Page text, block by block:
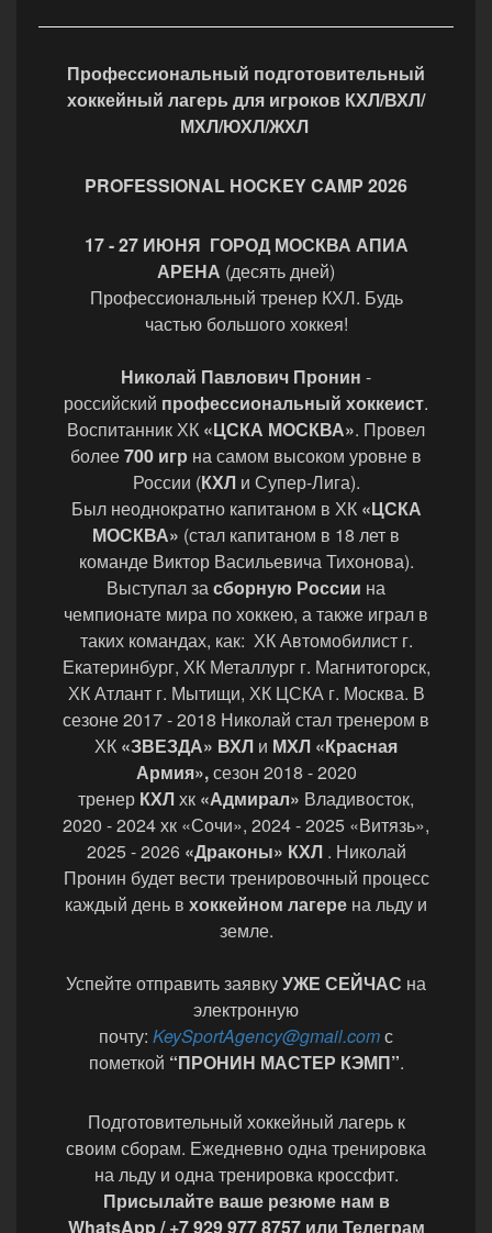
Профессиональный подготовительный
хоккейный лагерь для игроков КХЛ/ВХЛ/
МХЛ/ЮХЛ/ЖХЛ
PROFESSIONAL HOCKEY CAMP 2026
17 - 27 ИЮНЯ ГОРОД МОСКВА АПИА
АРЕНА (десять дней)
Профессиональный тренер КХЛ. Будь
частью большого хоккея!
Николай Павлович Пронин -
российский профессиональный хоккеист.
Воспитанник ХК «ЦСКА МОСКВА». Провел
более700 игр на самом высоком уровне в
России (КХЛи Супер-Лига).
Был неоднократно капитаном в ХК «ЦСКА
МОСКВА» (стал капитаном в 18 лет в
команде Виктор Васильевича Тихонова).
Выступал засборную России на
чемпионате мира по хоккею, а также играл в
таких командах, как: ХК Автомобилист г.
Екатеринбург, ХК Металлург г. Магнитогорск,
ХК Атлант г. Мытищи, ХК ЦСКА г. Москва. В
сезоне 2017 - 2018 Николай стал тренером в
ХК «ЗВЕЗДА» ВХЛ и МХЛ «Красная
Армия»,сезон 2018 - 2020
тренер КХЛхк «Адмирал» Владивосток,
2020 - 2024 хк «Сочи», 2024 - 2025 «Витязь»,
2025 - 2026 «Драконы» КХЛ . Николай
Пронин будет вести тренировочный процесс
каждый день в хоккейном лагере на льду и
земле.
Успейте отправить заявкуУЖЕ СЕЙЧАС на
электронную
почту: KeySportAgency@gmail.comс
пометкой “ПРОНИН МАСТЕР КЭМП”.
Подготовительный хоккейный лагерь к
своим сборам. Ежедневно одна тренировка
на льду и одна тренировка кроссфит.
Присылайте ваше резюме нам в
WhatsApp / +7 929 977 8757 или Телеграм